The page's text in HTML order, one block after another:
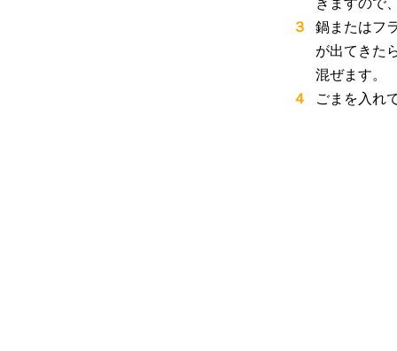
きますので
３
鍋またはフ
が出てきた
混ぜます。
４
ごまを入れ